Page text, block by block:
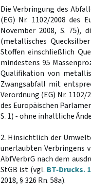
Die Verbringung des
(EG) Nr. 1102/2008 des
November 2008, S. 75),
(metallisches
Stoffen einschließlich
mindestens 95
Qualifikation von
Zwangsabfall mit
Verordnung (EG) Nr.
des Europäischen
S. 1) - ohne inhaltliche
2. Hinsichtlich der
unerlaubten Verbringens
AbfVerbrG nach dem
StGB ist (vgl. BT-Drucks.
2018, § 326 Rn. 58a).